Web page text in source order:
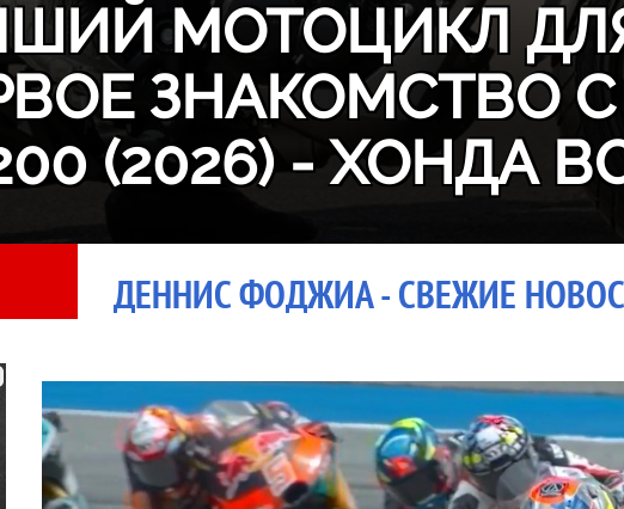
МОТОЦИКЛ
ЗНАКОМСТВО С
(2026) - ХОНДА
ДЕННИС ФОДЖИА - СВЕЖИЕ